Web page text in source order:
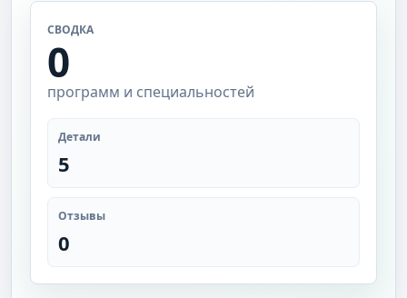
СВОДКА
0
программ и специальностей
Детали
5
Отзывы
0